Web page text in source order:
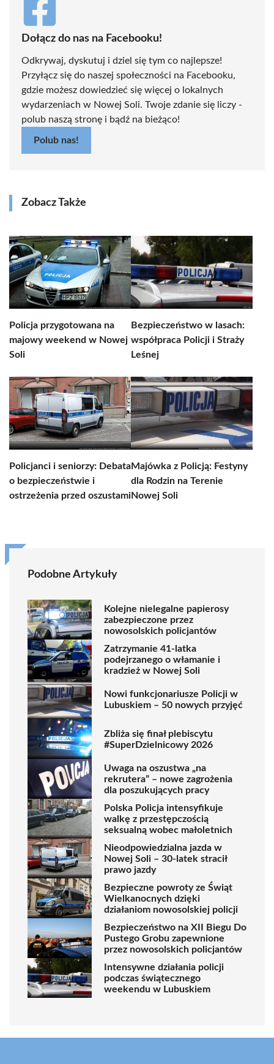
Dołącz do nas na Facebooku!
Odkrywaj, dyskutuj i dziel się tym co najlepsze!
Przyłącz się do naszej społeczności na Facebooku,
gdzie możesz dowiedzieć się więcej o lokalnych
wydarzeniach w Nowej Soli. Twoje zdanie się liczy -
polub naszą stronę i bądź na bieżąco!
Polub nas!
Zobacz Także
Policja przygotowana na
majowy weekend w Nowej
Soli
Bezpieczeństwo w lasach:
współpraca Policji i Straży
Leśnej
Policjanci i seniorzy: Debata
o bezpieczeństwie i
ostrzeżenia przed oszustami
Majówka z Policją: Festyny
dla Rodzin na Terenie
Nowej Soli
Podobne Artykuły
Kolejne nielegalne papierosy
zabezpieczone przez
nowosolskich policjantów
Zatrzymanie 41-latka
podejrzanego o włamanie i
kradzież w Nowej Soli
Nowi funkcjonariusze Policji w
Lubuskiem – 50 nowych przyjęć
Zbliża się finał plebiscytu
#SuperDzielnicowy 2026
Uwaga na oszustwa „na
rekrutera” – nowe zagrożenia
dla poszukujących pracy
Polska Policja intensyfikuje
walkę z przestępczością
seksualną wobec małoletnich
Nieodpowiedzialna jazda w
Nowej Soli – 30-latek stracił
prawo jazdy
Bezpieczne powroty ze Świąt
Wielkanocnych dzięki
działaniom nowosolskiej policji
Bezpieczeństwo na XII Biegu Do
Pustego Grobu zapewnione
przez nowosolskich policjantów
Intensywne działania policji
podczas świątecznego
weekendu w Lubuskiem